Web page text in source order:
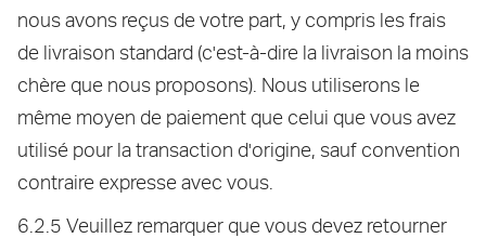
nous avons reçus de votre part, y compris les frais
de livraison standard (c'est-à-dire la livraison la moins
chère que nous proposons). Nous utiliserons le
même moyen de paiement que celui que vous avez
utilisé pour la transaction d'origine, sauf convention
contraire expresse avec vous.
6.2.5 Veuillez remarquer que vous devez retourner